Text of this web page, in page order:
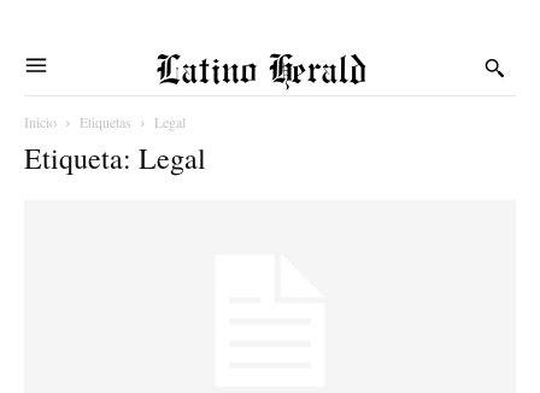
Latino Herald
Inicio Etiquetas Legal
Etiqueta: Legal